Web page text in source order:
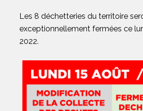
Les 8 déchetteries du territoire
exceptionnellement fermées ce
2022.